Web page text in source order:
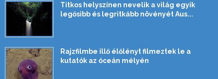
Titkos helyszínen nevelik a világ egyik
legősibb és legritkább növényét Aus...
Rajzfilmbe illő élőlényt filmeztek le a
kutatók az óceán mélyén